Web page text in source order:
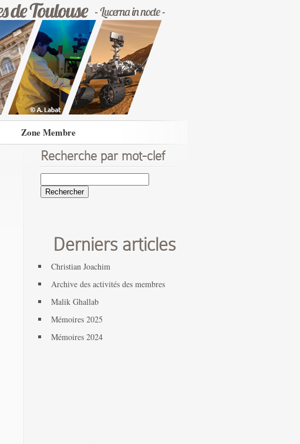
Zone Membre
Recherche par mot-clef
Derniers articles
Christian Joachim
Archive des activités des membres
Malik Ghallab
Mémoires 2025
Mémoires 2024